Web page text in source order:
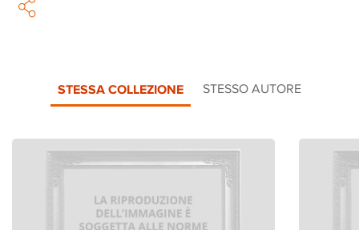
STESSA COLLEZIONE STESSO AUTORE